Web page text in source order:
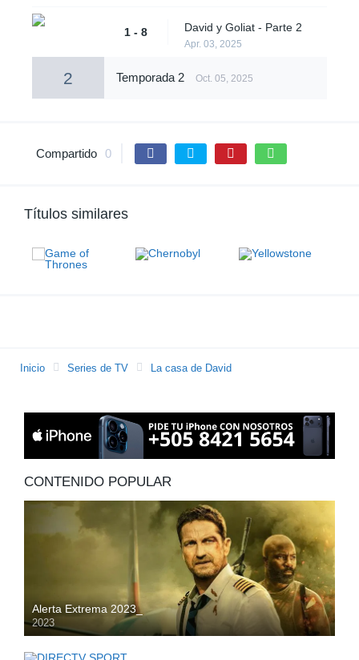
1 - 8 David y Goliat - Parte 2
Apr. 03, 2025
2 Temporada 2 Oct. 05, 2025
Compartido 0
Títulos similares
Inicio Series de TV La casa de David
CONTENIDO POPULAR
Alerta Extrema 2023_
2023
HD